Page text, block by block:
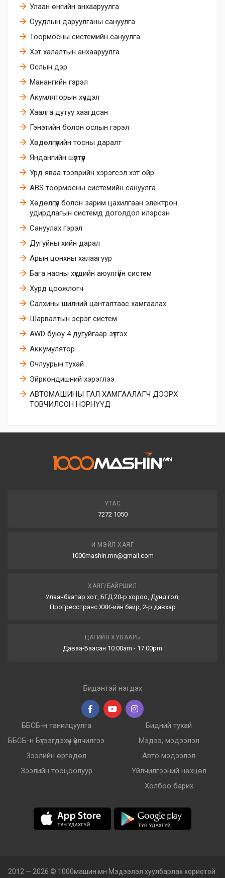
Улаан өнгийн анхааруулга
Суудлын даруулганы сануулга
Тоормосны системийн сануулга
Хэт халалтын анхааруулга
Ослын дэр
Манангийн гэрэл
Акумляторын хүчдэл
Хаалга дутуу хаагдсан
Гэнэтийн болон ослын гэрэл
Хөдөлгүүрийн тосны даралт
Яндангийн шүүлтүүр
Урд яваа тээврийн хэрэгсэл хэт ойр
ABS тоормосны системийн сануулга
Хөдөлгүүр болон зарим цахилгаан электрон
удирдлагын системд доголдол илэрсэн
Сануулах гэрэл
Дугуйны хийн дарал
Арын цонхны халаагуур
Бага насны хүүхдийн аюулгүйн систем
Хурд цоожлогч
Салхины шилний цанталтаас хамгаалах
Шарвалтын эсрэг систем
AWD буюу 4 дугуйгаар зүтгэх
Аккумулятор
Очлуурын тухай
Эйркoндишний хэрэглээ
АВТОМАШИНЫ ГАЛ ХАМГААЛАГЧ ДЭЭРХ
ТОВЧИЛСОН НЭРНҮҮД
УТАС
7272 1050
И-МЭЙЛ ХАЯГ
1000mashin.mn@gmail.com
ХАЯГ/БАЙРШИЛ
Улаанбаатар хот, БГД 20-р хороо, Дунд гол,
Прогресстранс ХХК-ийн байр, 2-р давхар
ЦАГИЙН ХУВААРЬ
Даваа-Баасан 10:00am - 17:00pm
Бидэнтэй нэгдэх
ББСБ-н танилцуулга
ББСБ-н Бүтээгдэхүүн үйлчилгээ
Зээлийн өргөдөл
Зээлийн тооцоолуур
Бидний тухай
Мэдээ, мэдээлэл
Авто мэдээлэл
Үйлчилгээний нөхцөл
Холбоо барих
2012 — 2026 © 1000машин.мн Мэдээлэл хуулбарлах хориотой.